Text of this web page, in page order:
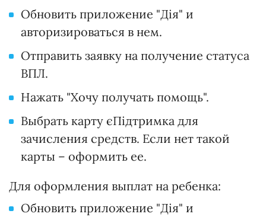
Обновить приложение "Дія" и
авторизироваться в нем.
Отправить заявку на получение статуса
ВПЛ.
Нажать "Хочу получать помощь".
Выбрать карту єПідтримка для
зачисления средств. Если нет такой
карты – оформить ее.
Для оформления выплат на ребенка:
Обновить приложение "Дія" и